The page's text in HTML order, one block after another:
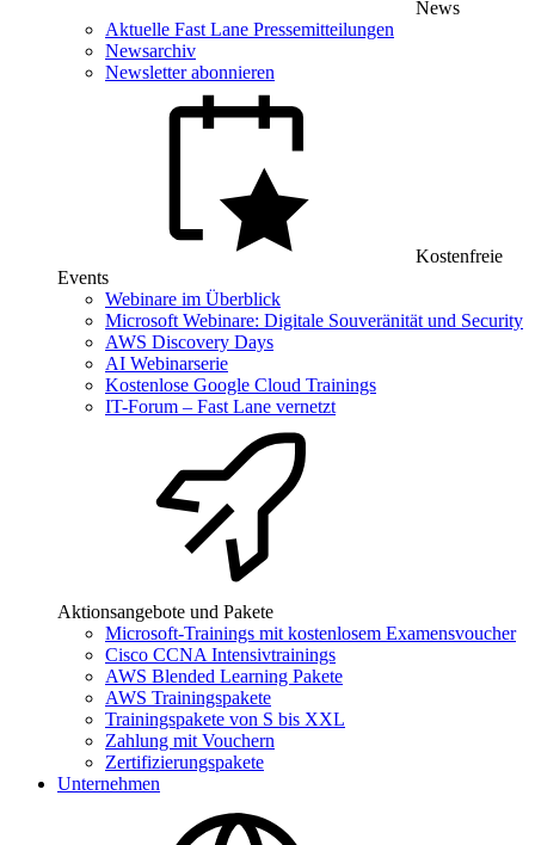
News
Aktuelle Fast Lane Pressemitteilungen
Newsarchiv
Newsletter abonnieren
Kostenfreie
Events
Webinare im Überblick
Microsoft Webinare: Digitale Souveränität und Security
AWS Discovery Days
AI Webinarserie
Kostenlose Google Cloud Trainings
IT-Forum – Fast Lane vernetzt
Aktionsangebote und Pakete
Microsoft-Trainings mit kostenlosem Examensvoucher
Cisco CCNA Intensivtrainings
AWS Blended Learning Pakete
AWS Trainingspakete
Trainingspakete von S bis XXL
Zahlung mit Vouchern
Zertifizierungspakete
Unternehmen